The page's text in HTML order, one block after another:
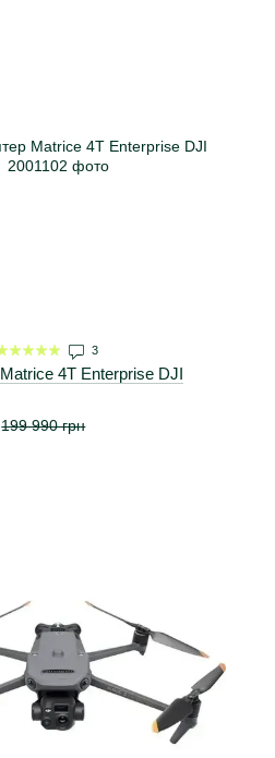
3
Квадрокоптер Matrice 4T Enterprise DJI
199 990 грн